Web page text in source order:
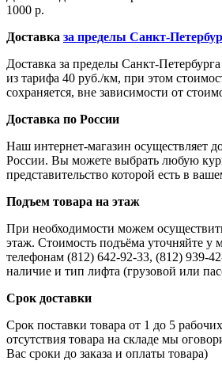
1000 р.
Доставка за пределы Санкт-
Доставка за пределы Санкт-
из тарифа 40 руб./км, при этом
сохраняется, вне зависимости от
Доставка по России
Наш интернет-магазин осуществляет
России. Вы можете выбрать любую
представительство которой есть в
Подъем товара на этаж
При необходимости можем
этаж. Стоимость подъёма уточняйте у
телефонам (812) 642-92-33, (812) 939-
наличие и тип лифта (грузовой или
Срок доставки
Срок поставки товара от 1 до 5
отсутствия товара на складе мы
Вас сроки до заказа и оплаты товара)